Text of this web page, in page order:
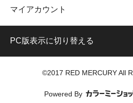
マイアカウント
PC版表示に切り替える
©2017 RED MERCURY All
Powered By